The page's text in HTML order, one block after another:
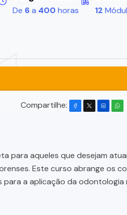
De 6a 400 horas 12
Compartilhe:
para aqueles que desejam
Este curso abrange os
a aplicação da odontologia